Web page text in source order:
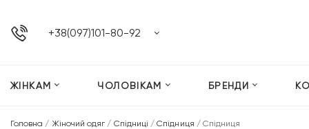
+38(097)101-80-92
ЖІНКАМ ЧОЛОВІКАМ БРЕНДИ
Головна / Жіночий одяг / Спідниці /Спідниця / Спідниця